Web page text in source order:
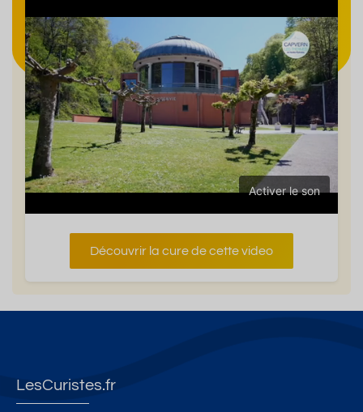
Activer le son
Découvrir la cure de cette video
LesCuristes.fr